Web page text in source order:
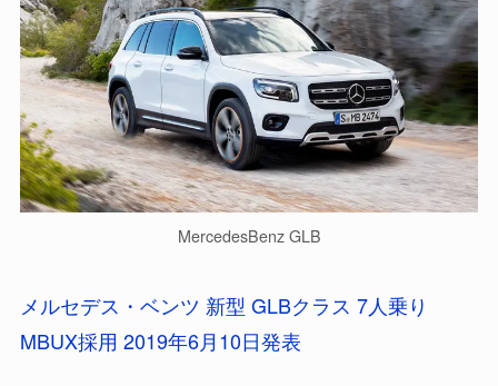
MercedesBenz GLB
メルセデス・ベンツ 新型 GLBクラス 7人乗り
MBUX採用 2019年6月10日発表